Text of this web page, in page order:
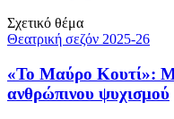
Σχετικό θέμα
Θεατρική σεζόν 2025-26
«Το Μαύρο Κουτί»:
ανθρώπινου ψυχισμού